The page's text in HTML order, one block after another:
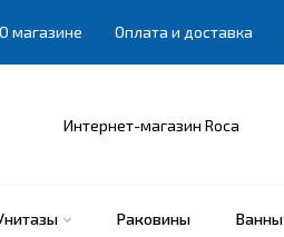
О магазине Оплата и доставка
Интернет-магазин Roca
Раковины Ванны